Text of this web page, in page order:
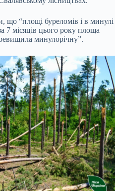
що “площі буреломів і в минулі
7 місяців цього року площа
минулорічну”.